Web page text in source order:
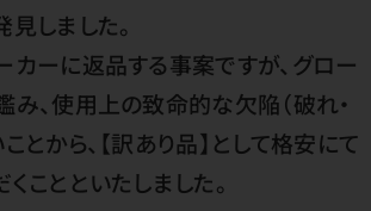
しました。
カーに返品する事案ですが、グロー
、使用上の致命的な欠陥（破れ・
とから、【訳あり品】として格安にて
ことといたしました。